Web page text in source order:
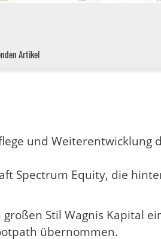
Artikel
und Weiterentwicklung
Spectrum Equity, die
Stil Wagnis Kapital
übernommen.